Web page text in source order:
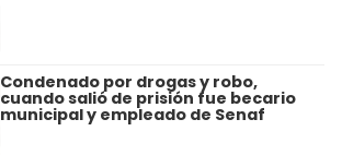
Condenado por drogas y robo,
cuando salió de prisión fue becario
municipal y empleado de Senaf